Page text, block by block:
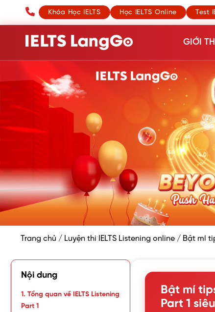
Khóa Học IELTS Học IELTS Online Test
GIỚI
Trang chủ / Luyện thi IELTS Listening online / Bật mí
Nội dung
1. Tổng quan về IELTS Listening
Part 1
Bật mí
Part 1